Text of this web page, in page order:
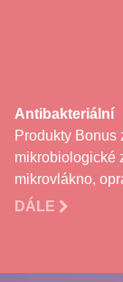
Antibakteriální
Produkty Bonus
mikrobiologické
mikrovlákno,
DÁLE